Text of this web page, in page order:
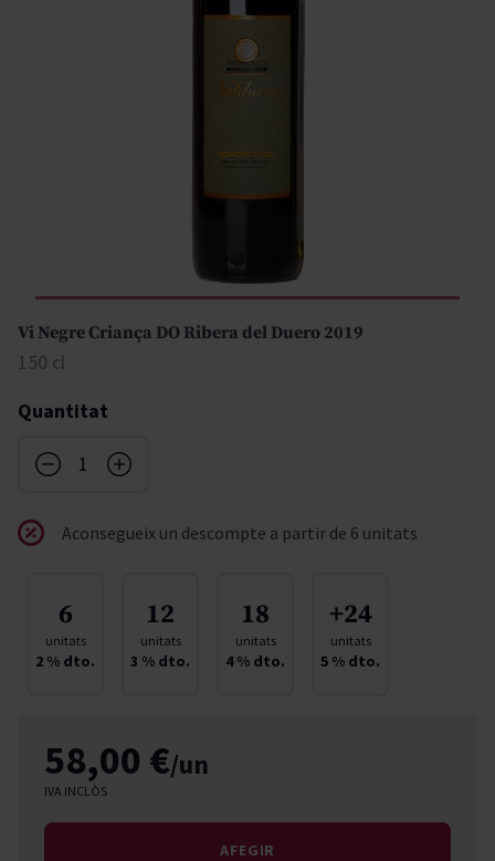
Vi Negre Criança DO Ribera del Duero 2019
150 cl
Quantitat
Aconsegueix un descompte a partir de 6 unitats
6
unitats
2 % dto.
12
unitats
3 % dto.
18
unitats
4% dto.
+24
unitats
5 % dto.
58,00 €/un
IVA INCLÒS
AFEGIR